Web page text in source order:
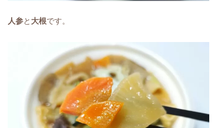
人参と 大根です。